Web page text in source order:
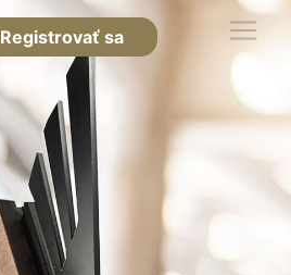
Registrovať sa